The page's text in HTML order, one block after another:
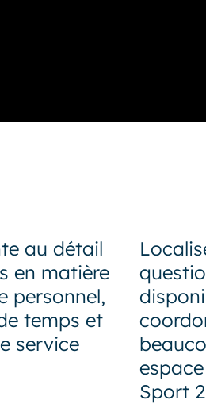
au détail
en matière
personnel,
temps et
service
Sport